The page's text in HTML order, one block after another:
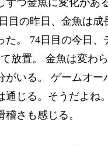
ずつ金魚に変化があ
目の昨日、金魚は
。 74日目の今日
放置。 金魚は変わ
いる。 ゲームオ
通じる。そうだよね
さも感じる。